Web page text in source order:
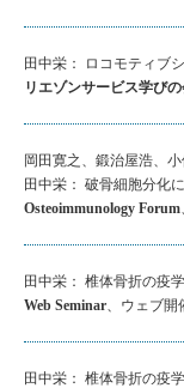
田中栄： ロコモティブ
リエゾンサービス学び
岡田寛之、鍛治屋浩、
田中栄： 破骨細胞分化
Osteoimmunology Forum
田中栄： 椎体骨折の疫
Web Seminar、ウェブ開
田中栄： 椎体骨折の疫